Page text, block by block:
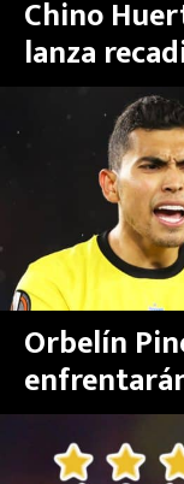
Chino
lanza
a
lugar en
Orbelín
futbol